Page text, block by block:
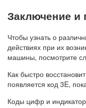
Заключение и
Чтобы узнать о
действиях при их
машины, посмотрите
Как быстро
появляется код 3E,
Коды цифр и